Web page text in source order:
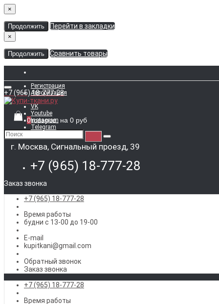
×
Продолжить Перейти в закладки
×
Продолжить Сравнить товары
Регистрация
Авторизация
VK
Youtube
Instagram
Telegram
+7 (965) 18-777-28
0товаров, на 0 руб
г. Москва, Сигнальный проезд, 39
+7 (965) 18-777-28
Заказ звонка
+7 (965) 18-777-28
Время работы
будни с 13-00 до 19-00
E-mail
kupitkani@gmail.com
Обратный звонок
Заказ звонка
+7 (965) 18-777-28
Время работы